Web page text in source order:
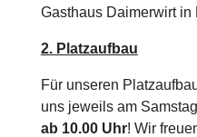
Gasthaus Daimerwirt in
2. Platzaufbau
Für unseren
uns jeweils am
ab 10.00 Uhr! Wir